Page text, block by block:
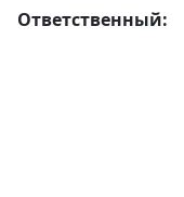
Ответственный: